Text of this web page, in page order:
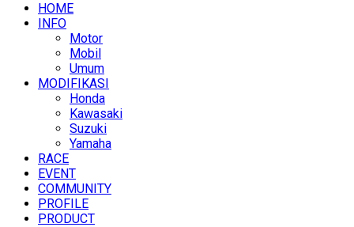
HOME
INFO
Motor
Mobil
Umum
MODIFIKASI
Honda
Kawasaki
Suzuki
Yamaha
RACE
EVENT
COMMUNITY
PROFILE
PRODUCT